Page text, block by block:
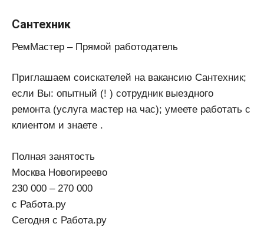
Сантехник
РемМастер – Прямой работодатель
Приглашаем соискателей на вакансию Сантехник;
если Вы: опытный (! ) сотрудник выездного
ремонта (услуга мастер на час); умеете работать с
клиентом и знаете .
Полная занятость
Москва Новогиреево
230 000 – 270 000
с Работа.ру
Сегодня с Работа.ру